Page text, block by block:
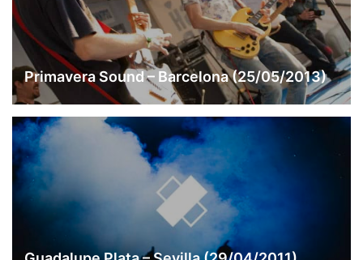
Primavera Sound – Barcelona (25/05/2013)